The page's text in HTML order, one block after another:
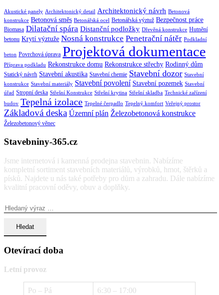
Akustické panely Architektonický detail Architektonický návrh Betonová
konstrukce Betonová směs Betonářská ocel Betonářská výztuž Bezpečnost práce
Biomasa Dilatační spára Distanční podložky Dřevěná konstrukce Hutnění
betonu Krytí výztuže Nosná konstrukce Penetrační nátěr Podkladní
beton Povrchová úprava Projektová dokumentace
Příprava podkladu Rekonstrukce domu Rekonstrukce střechy Rodinný dům
Statický návrh Stavební akustika Stavební chemie Stavební dozor Stavební
konstrukce Stavební materiály Stavební povolení Stavební pozemek Stavební
úřad Stropní deska Střešní Konstrukce Střešní krytina Střešní skladba Technické zařízení
budov Tepelná izolace Tepelné čerpadlo Tepelný komfort Veřejný prostor
Základová deska Územní plán Železobetonová konstrukce
Železobetonový věnec
Stavebniny-365.cz
Jsme internetová i kamenná prodejna stavebnin. Nabízíme
kompletní sortiment stavebních materiálů, výrobků, hmot, štěrků a
písků. Najdete u nás také potřeby pro dům a zahradu. Dále nabízíme
kvalitní pracovní oděvy, obuv a doplňky.
Otevírací doba
Letní provoz
Po – Pá 6:30 – 17:00